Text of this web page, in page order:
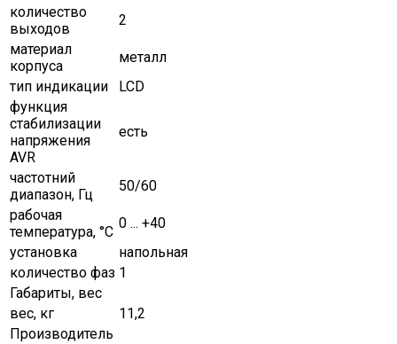
количество
выходов
2
материал
корпуса
металл
тип индикации
LCD
функция
стабилизации
напряжения
AVR
есть
частотний
диапазон, Гц
50/60
рабочая
температура, °C
0 ... +40
установка
напольная
количество фаз 1
Габариты, вес
вес, кг
11,2
Производитель